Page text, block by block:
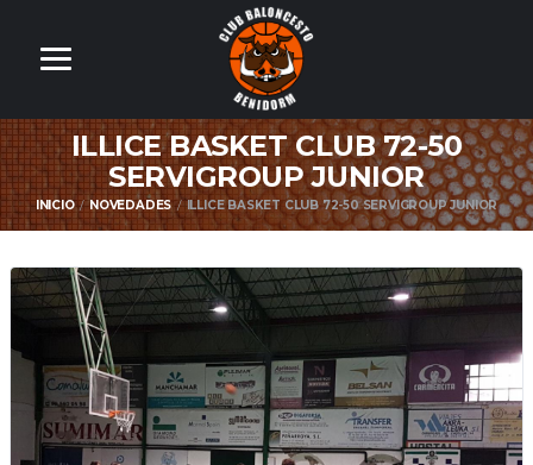
ILLICE BASKET CLUB 72-50
SERVIGROUP JUNIOR
INICIO NOVEDADES ILLICE BASKET CLUB 72-50 SERVIGROUP JUNIOR